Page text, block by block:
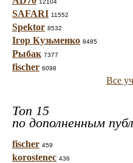
12104
SAFARI 11552
Spektor 8532
Ігор Кузьменко 8485
Рыбак 7377
fischer 6098
Все
Топ 15
по дополненным
fischer 459
korostenec 436